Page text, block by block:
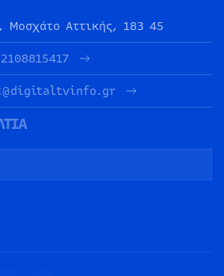
Αττικής, 183 45
2108815417